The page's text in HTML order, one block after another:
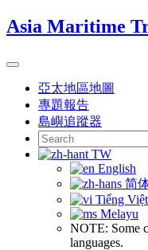
Skip
to
Asia Maritime
Toggle
navigation亞太地區地圖
專題報告
島嶼追蹤器
Search
for:
TW
English
简
Tiếng Việt
Melayu
NOTE: Some
languages.